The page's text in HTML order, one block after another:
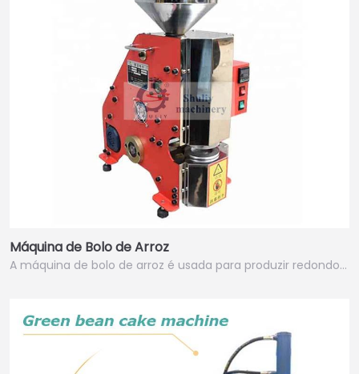
Máquina de Bolo de Arroz
A máquina de bolo de arroz é usada para produzir redondo…